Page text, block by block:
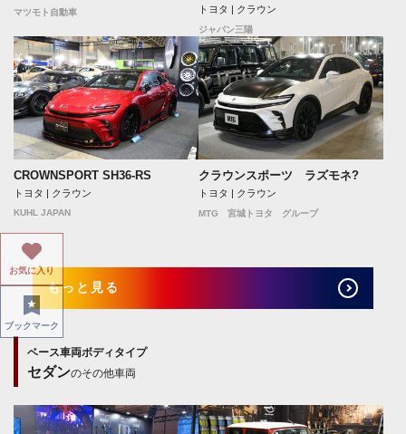
マツモト自動車 トヨタ | クラウン
ジャパン三陽
CROWNSPORT SH36-RS
トヨタ | クラウン
KUHL JAPAN
クラウンスポーツ ラズモネ?
トヨタ | クラウン
MTG 宮城トヨタ グループ
もっと見る
ベース車両ボディタイプ
セダンのその他車両
お気に入り
ブックマーク